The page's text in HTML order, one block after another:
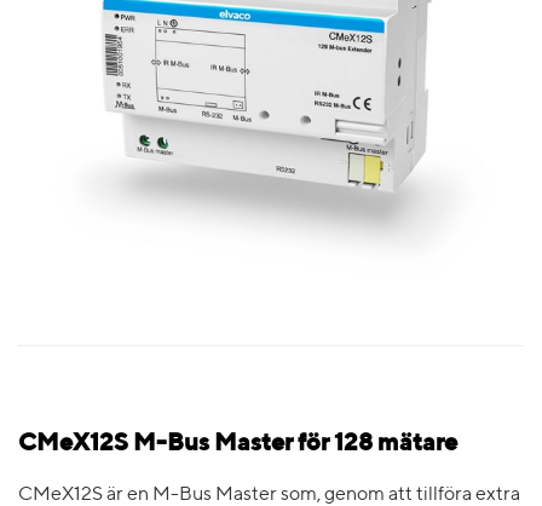
CMeX12S M-Bus Master för 128 mätare
CMeX12S är en M-Bus Master som, genom att tillföra extra